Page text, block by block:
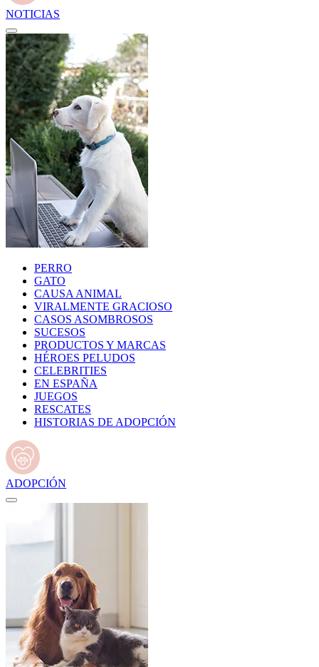
NOTICIAS
PERRO
GATO
CAUSA ANIMAL
VIRALMENTE GRACIOSO
CASOS ASOMBROSOS
SUCESOS
PRODUCTOS Y MARCAS
HÉROES PELUDOS
CELEBRITIES
EN ESPAÑA
JUEGOS
RESCATES
HISTORIAS DE ADOPCIÓN
ADOPCIÓN